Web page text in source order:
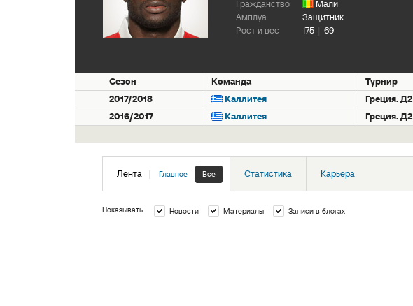
Гражданство
Мали
Амплуа
Защитник
Рост и вес
175 69
Сезон Команда Турнир
2017/2018
Каллитея Греция. Д2
2016/2017
Каллитея Греция. Д2
Лента | Главное Все Статистика Карьера
Показывать Новости Материалы Записи в блогах